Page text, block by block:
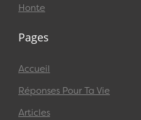
Honte
Pages
Accueil
Réponses Pour Ta Vie
Articles